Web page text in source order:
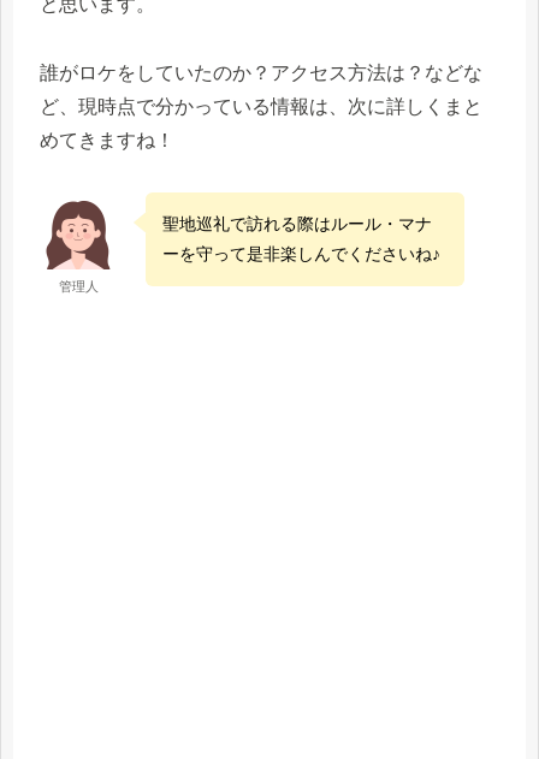
と思います。
誰がロケをしていたのか？アクセス方法は？などな
ど、現時点で分かっている情報は、次に詳しくまと
めてきますね！
管理人
聖地巡礼で訪れる際はルール・マナ
ーを守って是非楽しんでくださいね♪